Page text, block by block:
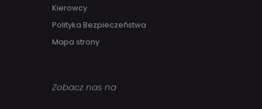
Kierowcy
Polityka Bezpieczeństwa
Mapa strony
Zobacz nas na